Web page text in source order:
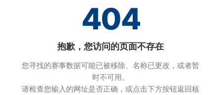
404
抱歉，您访问的页面不存在
您寻找的赛事数据可能已被移除、名称已更改，或者暂
时不可用。
请检查您输入的网址是否正确，或点击下方按钮返回核